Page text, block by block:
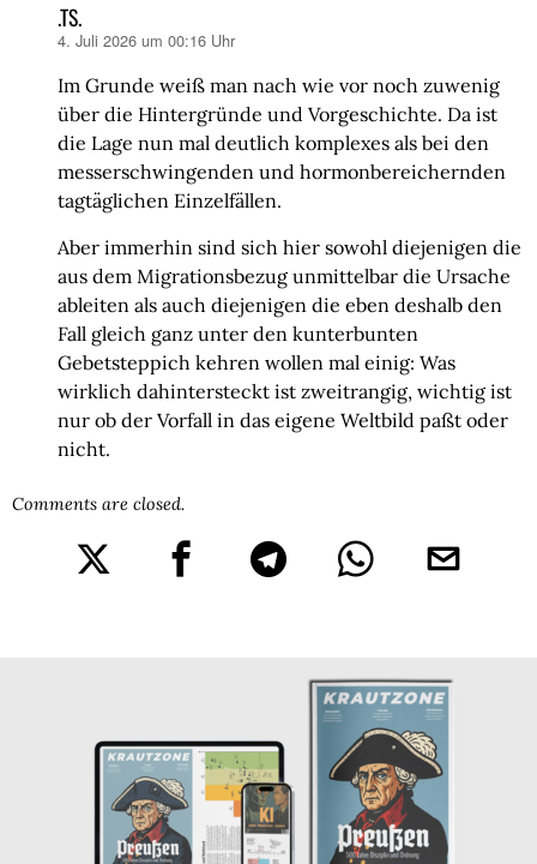
.TS.
sagt:
4. Juli 2026 um 00:16 Uhr
Im Grunde weiß man nach wie vor noch zuwenig
über die Hintergründe und Vorgeschichte. Da ist
die Lage nun mal deutlich komplexes als bei den
messerschwingenden und hormonbereichernden
tagtäglichen Einzelfällen.
Aber immerhin sind sich hier sowohl diejenigen die
aus dem Migrationsbezug unmittelbar die Ursache
ableiten als auch diejenigen die eben deshalb den
Fall gleich ganz unter den kunterbunten
Gebetsteppich kehren wollen mal einig: Was
wirklich dahintersteckt ist zweitrangig, wichtig ist
nur ob der Vorfall in das eigene Weltbild paßt oder
nicht.
Comments are closed.